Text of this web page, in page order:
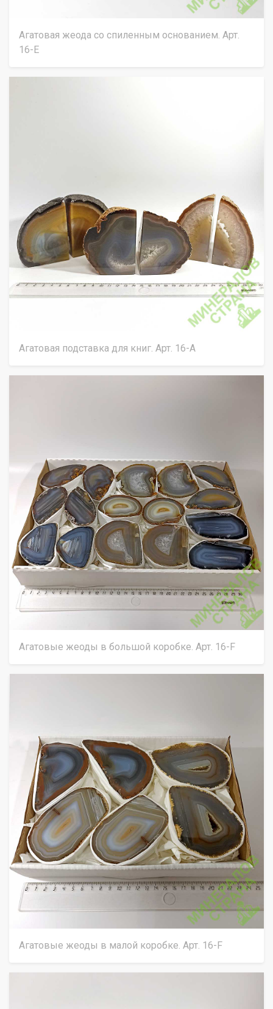
Агатовая жеода со спиленным основанием. Арт.
16-Е
Агатовая подставка для книг. Арт. 16-А
Агатовые жеоды в большой коробке. Арт. 16-F
Агатовые жеоды в малой коробке. Арт. 16-F